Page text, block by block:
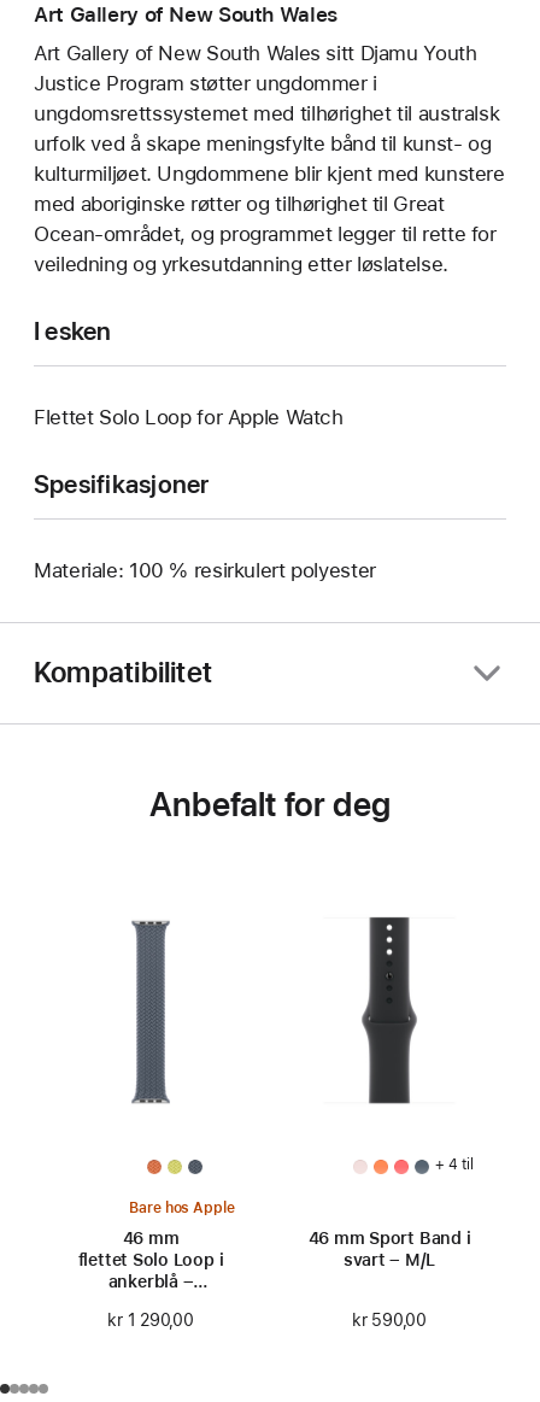
Art Gallery of New South Wales
Art Gallery of New South Wales sitt Djamu Youth
Justice Program støtter ungdommer i
ungdomsretts­systemet med tilhørighet til australsk
urfolk ved å skape meningsfylte bånd til kunst- og
kulturmiljøet. Ungdommene blir kjent med kunstere
med aboriginske røtter og tilhørighet til Great
Ocean-området, og programmet legger til rette for
veiledning og yrkesutdanning etter løslatelse.
I esken
Flettet Solo Loop for Apple Watch
Spesifikasjoner
Materiale: 100 % resirkulert polyester
Kompatibilitet
Anbefalt for deg
Bare hos Apple
46 mm
flettet Solo Loop i
ankerblå –
kr 1 290,00
+ 4 til
46 mm Sport Band i
svart – M/L
kr 590,00